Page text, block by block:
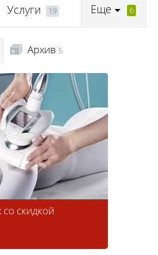
Услуги 19 Еще 6
Архив 5
со скидкой